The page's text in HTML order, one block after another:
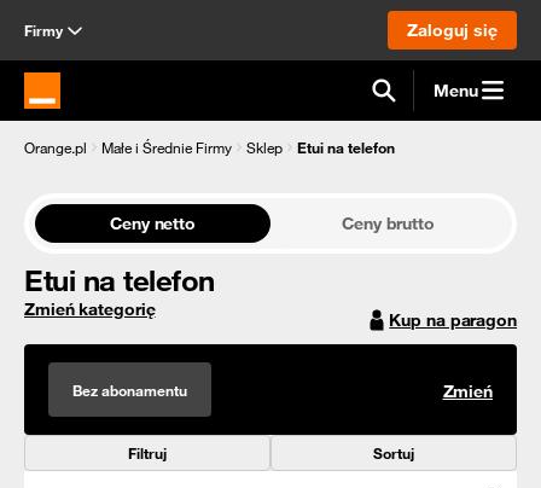
Firmy Zaloguj się
Strona główna Orange.pl Menu
Orange.pl Małe i Średnie Firmy Sklep Etui na telefon
Ceny netto Ceny brutto
Etui na telefon
Zmień kategorię Kup na paragon
Bez abonamentu Zmień
Filtruj Sortuj